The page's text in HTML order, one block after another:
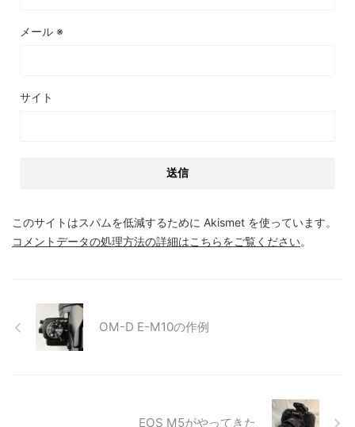
メール ※
サイト
このサイトはスパムを低減するために Akismet を使っています。
コメントデータの処理方法の詳細はこちらをご覧ください。
OM-D E-M10の作例
EOS M5がやってきた